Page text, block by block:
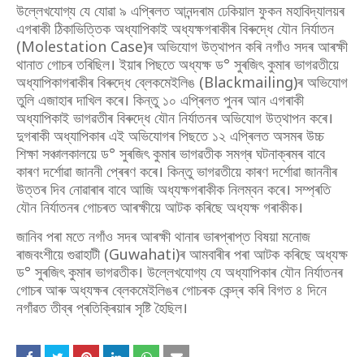
উল্লেখযোগ্য যে যোৱা ৯ এপ্ৰিলত আনন্দৰাম ঢেকিয়াল ফুকন মহাবিদ্যালয়ৰ
এগৰাকী ঠিকাভিত্তিক অধ্যাপিকাই অধ্যক্ষগৰাকীৰ বিৰুদ্ধে যৌন নিৰ্যাতন
(Molestation Case)ৰ অভিযোগ উত্থাপন কৰি নগাঁও সদৰ আৰক্ষী
থানাত গোচৰ তৰিছিল। ইয়াৰ পিছতে অধ্যক্ষ ড° সুৰজিৎ কুমাৰ ভাগৱতীয়ে
অধ্যাপিকাগৰাকীৰ বিৰুদ্ধে ব্লেকমেইলিঙ (Blackmailing)ৰ অভিযোগ
তুলি এজাহাৰ দাখিল কৰে। কিন্তু ১০ এপ্ৰিলত পুনৰ আন এগৰাকী
অধ্যাপিকাই ভাগৱতীৰ বিৰুদ্ধে যৌন নিৰ্যাতনৰ অভিযোগ উত্থাপন কৰে।
দুগৰাকী অধ্যাপিকাৰ এই অভিযোগৰ পিছতে ১২ এপ্ৰিলত অসমৰ উচ্চ
শিক্ষা সঞ্চালকালয়ে ড° সুৰজিৎ কুমাৰ ভাগৱতীক সমগ্ৰ ঘটনাক্ৰমৰ বাবে
কাৰণ দৰ্শোৱা জাননী প্ৰেৰণ কৰে। কিন্তু ভাগৱতীয়ে কাৰণ দৰ্শোৱা জাননীৰ
উত্তৰ দিব নোৱাৰাৰ বাবে আজি অধ্যক্ষগৰাকীক নিলম্বন কৰে। সম্প্ৰতি
যৌন নিৰ্যাতনৰ গোচৰত আৰক্ষীয়ে আটক কৰিছে অধ্যক্ষ গৰাকীক।
জানিব পৰা মতে নগাঁও সদৰ আৰক্ষী থানাৰ ভাৰপ্ৰাপ্ত বিষয়া মনোজ
ৰাজবংশীয়ে গুৱাহাটী (Guwahati)ৰ আমবাৰীৰ পৰা আটক কৰিছে অধ্যক্ষ
ড° সুৰজিৎ কুমাৰ ভাগৱতীক। উল্লেখযোগ্য যে অধ্যাপিকাৰ যৌন নিৰ্যাতনৰ
গোচৰ আৰু অধ্যক্ষৰ ব্লেকমেইলিঙৰ গোচৰক কেন্দ্ৰ কৰি বিগত ৪ দিনে
নগাঁৱত তীব্ৰ প্ৰতিক্ৰিয়াৰ সৃষ্টি হৈছিল।